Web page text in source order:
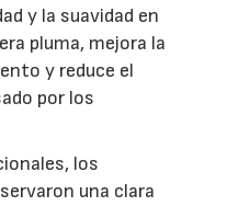
y la suavidad en
pluma, mejora la
y reduce el
por los
los
una clara